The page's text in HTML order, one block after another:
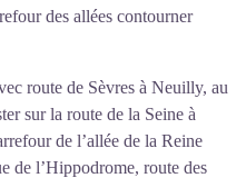
des allées contourner
route de Sèvres à Neuilly, au
sur la route de la Seine à
de l’allée de la Reine
de l’Hippodrome, route des